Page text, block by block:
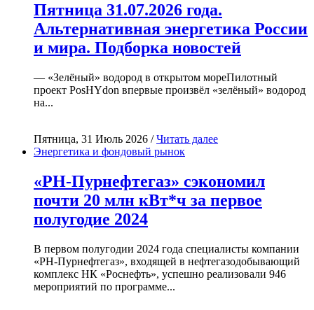
Пятница 31.07.2026 года.
Альтернативная энергетика России
и мира. Подборка новостей
— «Зелёный» водород в открытом мореПилотный
проект PosHYdon впервые произвёл «зелёный» водород
на...
Пятница, 31 Июль 2026 /Читать далее
Энергетика и фондовый рынок
«РН-Пурнефтегаз» сэкономил
почти 20 млн кВт*ч за первое
полугодие 2024
В первом полугодии 2024 года специалисты компании
«РН-Пурнефтегаз», входящей в нефтегазодобывающий
комплекс НК «Роснефть», успешно реализовали 946
мероприятий по программе...